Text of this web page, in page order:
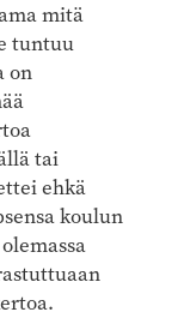
mitä
tuntuu
on
tai
ehkä
koulun